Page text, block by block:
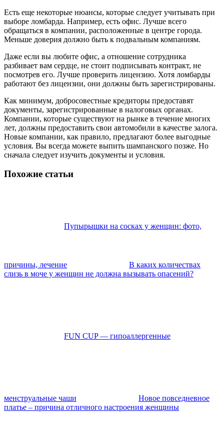
Есть еще некоторые нюансы, которые следует учитывать при
выборе ломбарда. Например, есть офис. Лучше всего
обращаться в компании, расположенные в центре города.
Меньше доверия должно быть к подвальным компаниям.
Даже если вы любите офис, а отношение сотрудника
разбивает вам сердце, не стоит подписывать контракт, не
посмотрев его. Лучше проверить лицензию. Хотя ломбарды
работают без лицензии, они должны быть зарегистрированы.
Как минимум, добросовестные кредиторы предоставят
документы, зарегистрированные в налоговых органах.
Компании, которые существуют на рынке в течение многих
лет, должны предоставить свои автомобили в качестве залога.
Новые компании, как правило, предлагают более выгодные
условия. Вы всегда можете выпить шампанского позже. Но
сначала следует изучить документы и условия.
Похожие статьи
Пупырышки на сосках у женщин: фото,
причины, лечение
В каких количествах
слизь в моче у женщин не должна вызывать опасений?
FUN CUP — гипоаллергенные
менструальные чаши
Новое повседневное
платье – причина отличного настроения женщины